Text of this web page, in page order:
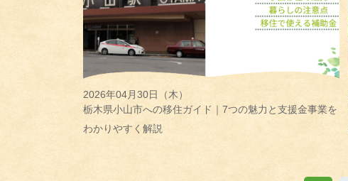
2026年04月30日（木）
栃木県小山市への移住ガイド｜7つの魅力と支援金事業を
わかりやすく解説